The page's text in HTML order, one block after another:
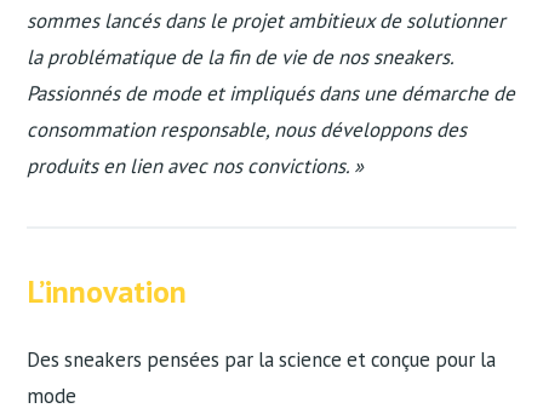
sommes lancés dans le projet ambitieux de solutionner
la problématique de la fin de vie de nos sneakers.
Passionnés de mode et impliqués dans une démarche de
consommation responsable, nous développons des
produits en lien avec nos convictions. »
L’innovation
Des sneakers pensées par la science et conçue pour la
mode